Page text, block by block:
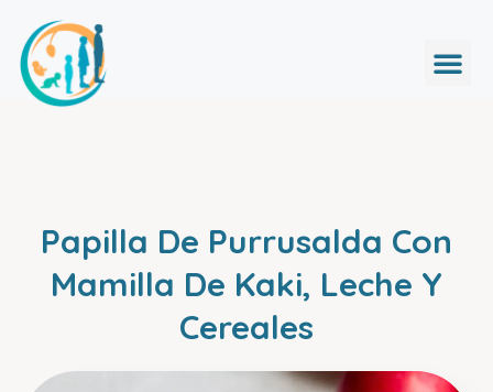
Papilla De Purrusalda Con
Mamilla De Kaki, Leche Y
Cereales